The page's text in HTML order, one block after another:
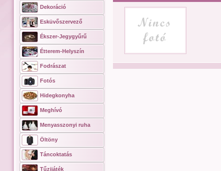
Dekoráció
Esküvőszervező
Ékszer-Jegygyűrű
Étterem-Helyszín
Fodrászat
Fotós
Hidegkonyha
Meghívó
Menyasszonyi ruha
Öltöny
Táncoktatás
Tűzijáték